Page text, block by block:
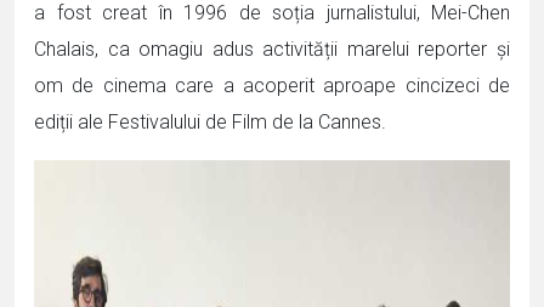
a fost creat în 1996 de soția jurnalistului, Mei-Chen
Chalais, ca omagiu adus activității marelui reporter și
om de cinema care a acoperit aproape cincizeci de
ediții ale Festivalului de Film de la Cannes.